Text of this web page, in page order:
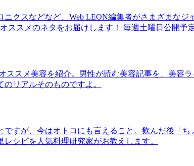
クスなどなど、Web LEON編集者がさまざまな
ススメのネタをお届けします！ 毎週土曜日公開予定
ススメ美容を紹介。男性が読む美容記事を、美容
リアルそのものですよ。
すが、今はオトコにも言えること。飲んだ後「
シピを人気料理研究家がお教えします。